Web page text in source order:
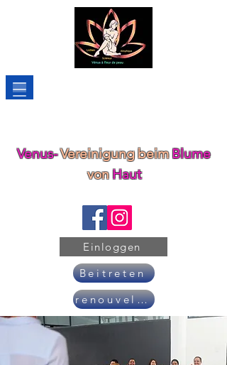
Venus-VereinigungbeimBlume
vonHaut
Einloggen
Beitreten
renouveler son adhésion